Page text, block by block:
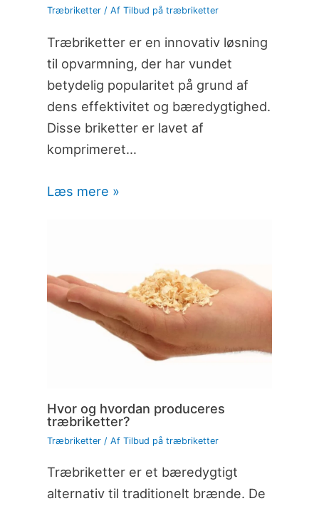
Træbriketter/ Af Tilbud på træbriketter
Træbriketter er en innovativ løsning
til opvarmning, der har vundet
betydelig popularitet på grund af
dens effektivitet og bæredygtighed.
Disse briketter er lavet af
komprimeret…
Læs mere »
Hvor og hvordan produceres
træbriketter?
Træbriketter/ Af Tilbud på træbriketter
Træbriketter er et bæredygtigt
alternativ til traditionelt brænde. De